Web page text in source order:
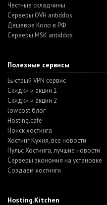
Честные складчины
Серверы OVH antiddos
Дешевое Коло в РФ
Серверы MSK antiddos
Полезные сервисы
Быстрый VPN сервис
Скидки и акции 1
Скидки и акции 2
lowcost блог
Hosting.cafe
Поиск хостинга
Хостинг Кухня, все новости
Пульс Хостинга, лучшие новости
Серверы экономия на установке
Создаем хостинги
Hosting.Kitchen